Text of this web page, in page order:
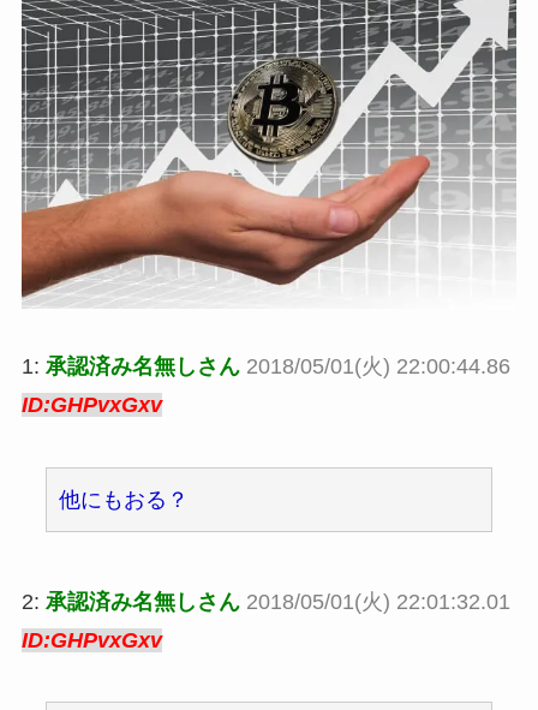
1: 承認済み名無しさん 2018/05/01(火) 22:00:44.86
ID:GHPvxGxv
他にもおる？
2: 承認済み名無しさん 2018/05/01(火) 22:01:32.01
ID:GHPvxGxv